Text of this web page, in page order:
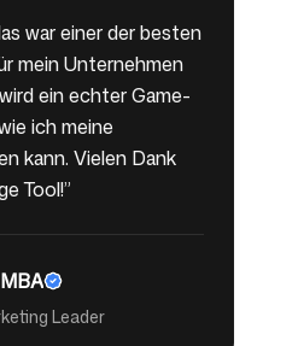
war einer der besten
mein Unternehmen
ein echter Game-
ich meine
kann. Vielen Dank
Tool!”
Leader